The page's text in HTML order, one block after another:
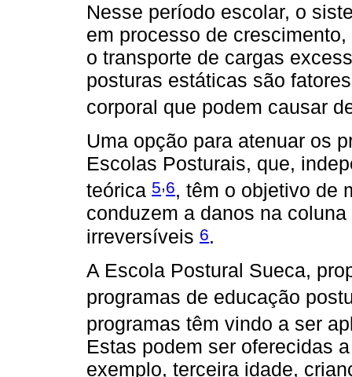
Nesse período escolar, o
em processo de
o transporte de cargas
posturas estáticas são
corporal que podem causar
Uma opção para atenuar os
Escolas Posturais, que,
teórica 5,6, têm o objetivo de
conduzem a danos na
irreversíveis 6.
A Escola Postural Sueca,
programas de educação
programas têm vindo a ser
Estas podem ser oferecidas
exemplo, terceira idade,